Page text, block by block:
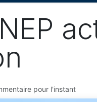
pour l'instant